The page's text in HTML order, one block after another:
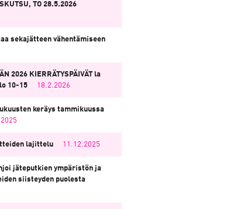
TO 28.5.2026
sekajätteen vähentämiseen
2026 KIERRÄTYSPÄIVÄT la
10-15
18.2.2026
keräys tammikuussa
lajittelu 11.12.2025
jäteputkien ympäristön ja
siisteyden puolesta